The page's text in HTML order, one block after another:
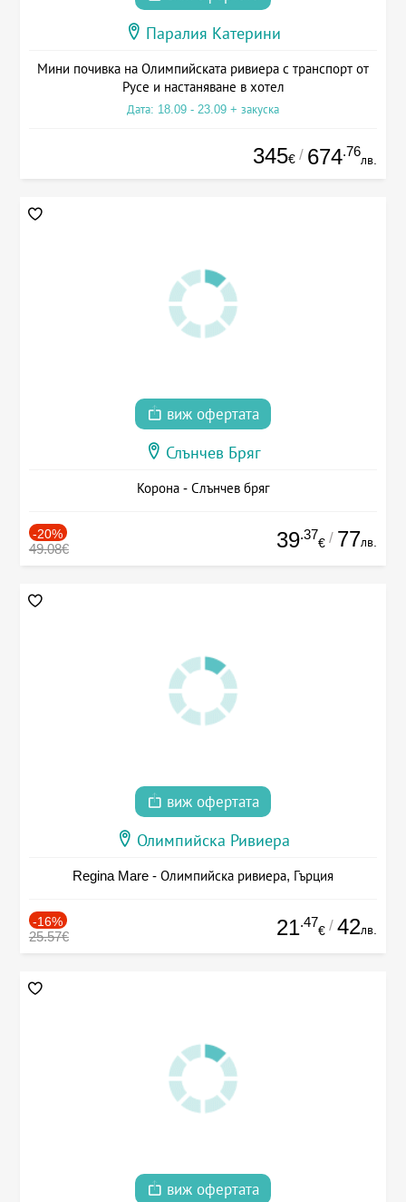
Паралия Катерини
Мини почивка на Олимпийската ривиера с транспорт от
Русе и настаняване в хотел
Дата: 18.09 - 23.09 + закуска
345€ / 674.76
лв.
виж офертата
Слънчев Бряг
Корона - Слънчев бряг
-20%
49.08€ 39.37
€ / 77лв.
виж офертата
Олимпийска Ривиера
Regina Mare - Олимпийска ривиера, Гърция
-16%
25.57€ 21.47
€ / 42лв.
виж офертата